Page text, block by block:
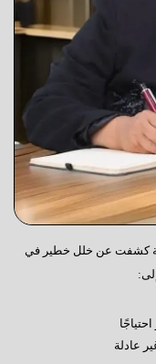
كشفت عن خلل خطير في
عادلة